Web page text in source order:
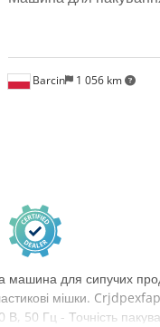
Barcin 1 056 km
машина для сипучих
мішки.
Гц - Точність